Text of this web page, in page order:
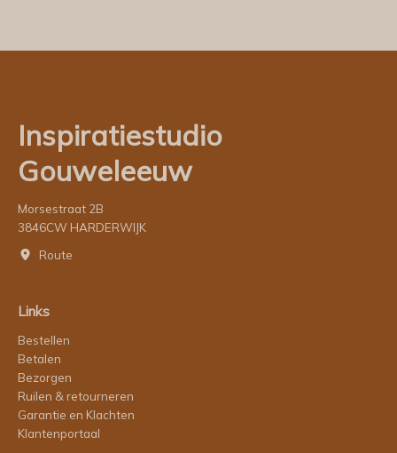
Inspiratiestudio
Gouweleeuw
Morsestraat 2B
3846CW HARDERWIJK
Route
Links
Bestellen
Betalen
Bezorgen
Ruilen & retourneren
Garantie en Klachten
Klantenportaal